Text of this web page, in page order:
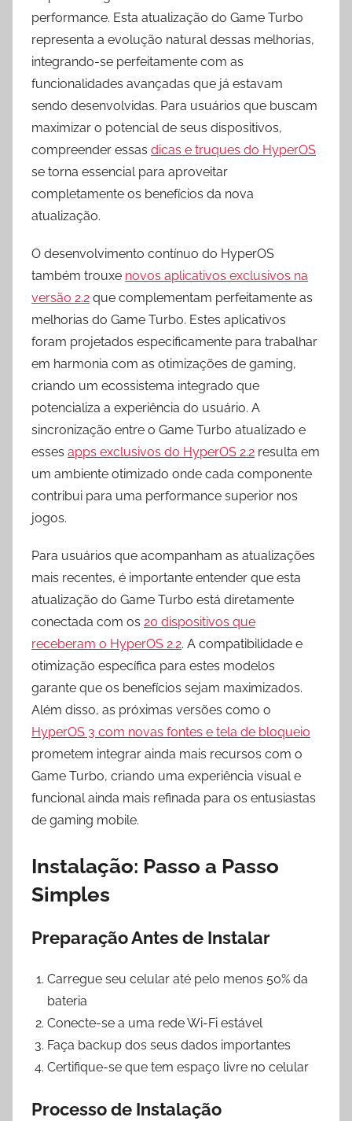
performance. Esta atualização do Game Turbo
representa a evolução natural dessas melhorias,
integrando-se perfeitamente com as
funcionalidades avançadas que já estavam
sendo desenvolvidas. Para usuários que buscam
maximizar o potencial de seus dispositivos,
compreender essas dicas e truques do HyperOS
se torna essencial para aproveitar
completamente os benefícios da nova
atualização.
O desenvolvimento contínuo do HyperOS
também trouxe novos aplicativos exclusivos na
versão 2.2 que complementam perfeitamente as
melhorias do Game Turbo. Estes aplicativos
foram projetados especificamente para trabalhar
em harmonia com as otimizações de gaming,
criando um ecossistema integrado que
potencializa a experiência do usuário. A
sincronização entre o Game Turbo atualizado e
esses apps exclusivos do HyperOS 2.2 resulta em
um ambiente otimizado onde cada componente
contribui para uma performance superior nos
jogos.
Para usuários que acompanham as atualizações
mais recentes, é importante entender que esta
atualização do Game Turbo está diretamente
conectada com os 20 dispositivos que
receberam o HyperOS 2.2. A compatibilidade e
otimização específica para estes modelos
garante que os benefícios sejam maximizados.
Além disso, as próximas versões como o
HyperOS 3 com novas fontes e tela de bloqueio
prometem integrar ainda mais recursos com o
Game Turbo, criando uma experiência visual e
funcional ainda mais refinada para os entusiastas
de gaming mobile.
Instalação: Passo a Passo
Simples
Preparação Antes de Instalar
Carregue seu celular até pelo menos 50% da
bateria
Conecte-se a uma rede Wi-Fi estável
Faça backup dos seus dados importantes
Certifique-se que tem espaço livre no celular
Processo de Instalação